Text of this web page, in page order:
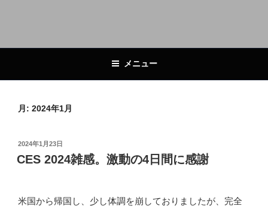
メニュー
月: 2024年1月
投
稿
日:
2024年1月23日
CES 2024雑感。激動の4日間に感謝
米国から帰国し、少し体調を崩しておりましたが、完全